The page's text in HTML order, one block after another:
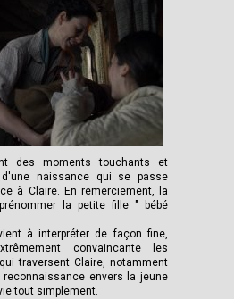
des moments touchants et
d'une naissance qui se passe
à Claire. En remerciement, la
la petite fille " bébé
à interpréter de façon fine,
convaincante les
traversent Claire, notamment
envers la jeune
tout simplement.